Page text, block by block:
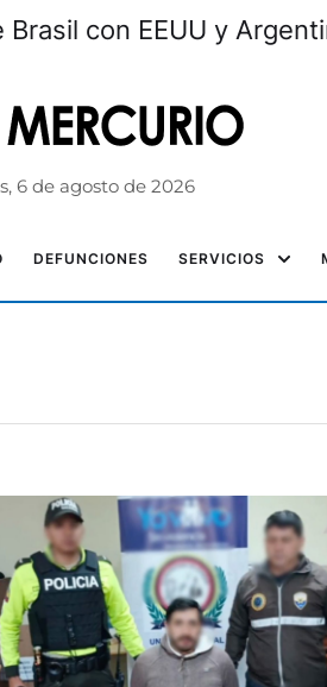
con EEUU y
6 de agosto de 2026
DEFUNCIONES SERVICIOS